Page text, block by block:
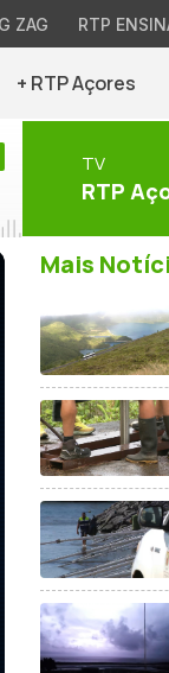
ZAG RTP
+ RTP Açores
TV
RTP
Mais